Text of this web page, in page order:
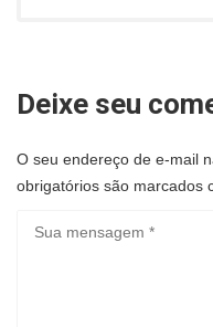
Deixe seu
O seu endereço de e-mail
obrigatórios são marcados